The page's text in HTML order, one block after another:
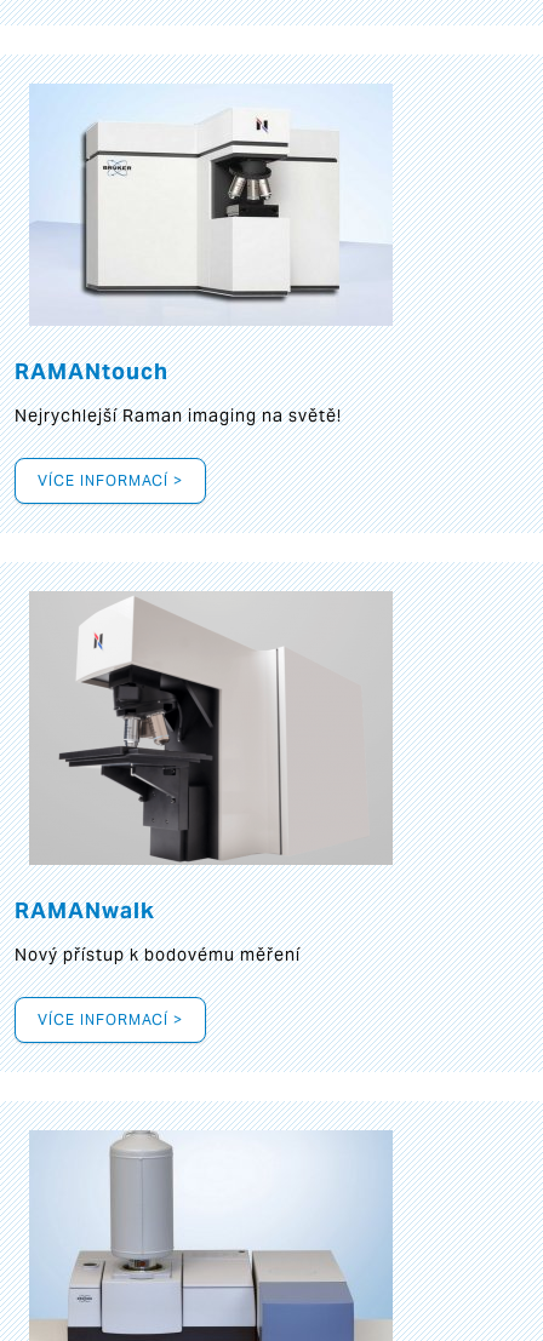
RAMANtouch
Nejrychlejší Raman imaging na světě!
VÍCE INFORMACÍ >
RAMANwalk
Nový přístup k bodovému měření
VÍCE INFORMACÍ >